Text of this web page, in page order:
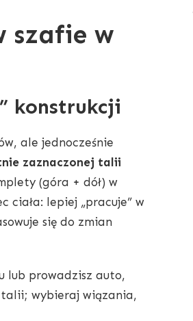
szafie w
konstrukcji
ale jednocześnie
zaznaczonej talii
(góra + dół) w
ciała: lepiej „pracuje” w
się do zmian
lub prowadzisz auto,
talii; wybieraj wiązania,